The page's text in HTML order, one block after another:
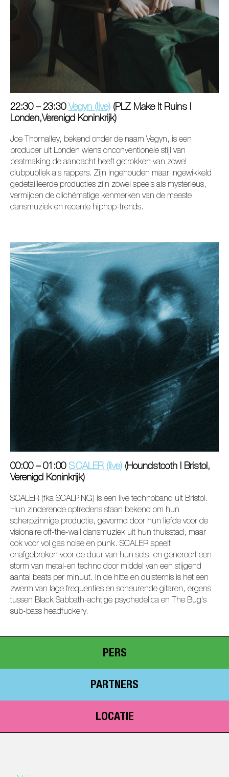
22:30 – 23:30 Vegyn (live) (PLZ Make It Ruins I
Londen,Verenigd Koninkrijk)
Joe Thornalley, bekend onder de naam Vegyn, is een
producer uit Londen wiens onconventionele stijl van
beatmaking de aandacht heeft getrokken van zowel
clubpubliek als rappers. Zijn ingehouden maar ingewikkeld
gedetailleerde producties zijn zowel speels als mysterieus,
vermijden de clichématige kenmerken van de meeste
dansmuziek en recente hiphop-trends.
00:00 – 01:00 SCALER (live) (Houndstooth I Bristol,
Verenigd Koninkrijk)
SCALER (fka SCALPING) is een live technoband uit Bristol.
Hun zinderende optredens staan bekend om hun
scherpzinnige productie, gevormd door hun liefde voor de
visionaire off-the-wall dansmuziek uit hun thuisstad, maar
ook voor vol gas noise en punk. SCALER speelt
onafgebroken voor de duur van hun sets, en genereert een
storm van metal-en techno door middel van een stijgend
aantal beats per minuut. In de hitte en duisternis is het een
zwerm van lage frequenties en scheurende gitaren, ergens
tussen Black Sabbath-achtige psychedelica en The Bug's
sub-bass headfuckery.
PERS
PARTNERS
LOCATIE